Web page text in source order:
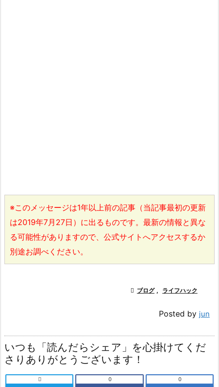
※このメッセージは1年以上前の記事（当記事最初の更新
は2019年7月27日）に出るものです。最新の情報と異な
る可能性がありますので、公式サイトへアクセスするか
別途お調べください。
 ブログ , ライフハック
Posted by jun
いつも「読んだらシェア」を心掛けてくだ
さりありがとうございます！
 0 0